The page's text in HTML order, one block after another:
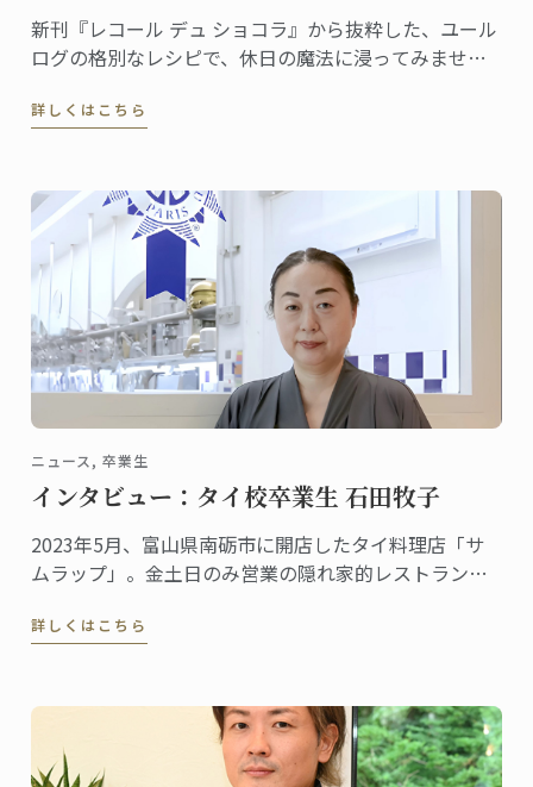
新刊『レコール デュ ショコラ』から抜粋した、ユール
ログの格別なレシピで、休日の魔法に浸ってみません
ゲストを喜ばせ、クリスマスのテーブルを盛り上げる
詳しくはこちら
ニュース, 卒業生
インタビュー：タイ校卒業生 石田牧子
2023年5月、富山県南砺市に開店したタイ料理店「サ
ムラップ」。金土日のみ営業の隠れ家的レストランに
既に評判、地元客はもちろん、遠くから足を延ばす人
詳しくはこちら